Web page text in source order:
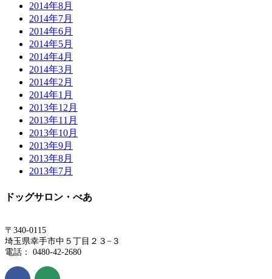
2014年8月
2014年7月
2014年6月
2014年5月
2014年4月
2014年3月
2014年2月
2014年1月
2013年12月
2013年11月
2013年10月
2013年9月
2013年8月
2013年7月
ドッグサロン・べあ
〒340-0115
埼玉県幸手市中５丁目２３−３
電話： 0480-42-2680